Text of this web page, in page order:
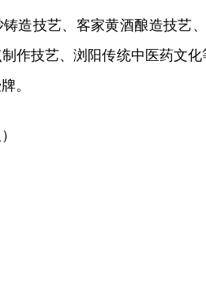
造技艺、客家黄酒酿造技艺
作技艺、浏阳传统中医药文
。